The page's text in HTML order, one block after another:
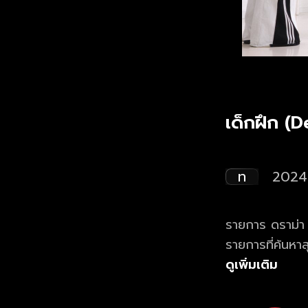
เด็กฝึก
ท 2024
รายการ ดราม่
รายการที่ค้นห
Girl Group แ
ดูเพิ่มเติม